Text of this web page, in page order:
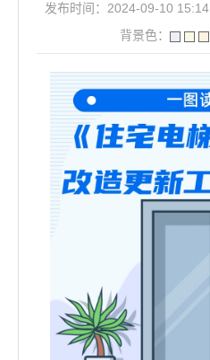
发布时间：2024-09-10 15:14
背景色：